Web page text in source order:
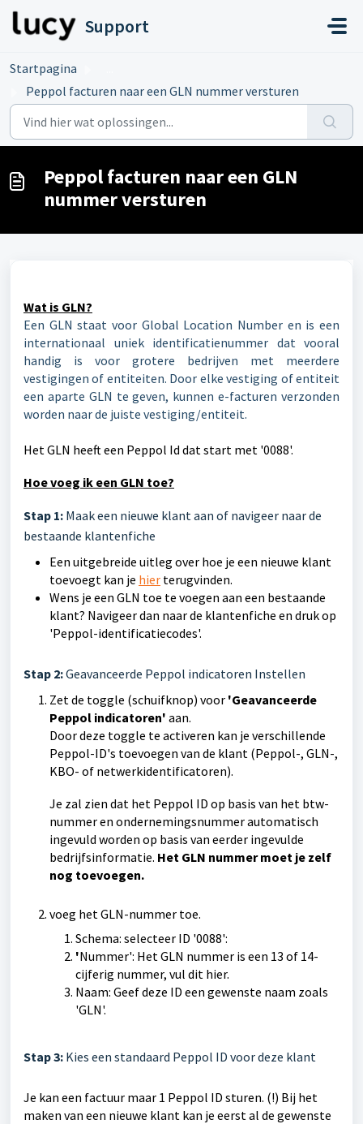
Support
Startpagina
Peppol facturen naar een GLN nummer versturen
Peppol facturen naar een GLN
nummer versturen
Wat is GLN?
Een GLN staat voor Global Location Number en is een
internationaal uniek identificatienummer dat vooral
handig is voor grotere bedrijven met meerdere
vestigingen of entiteiten. Door elke vestiging of entiteit
een aparte GLN te geven, kunnen e-facturen verzonden
worden naar de juiste vestiging/entiteit.
Het GLN heeft een Peppol Id dat start met '0088'.
Hoe voeg ik een GLN toe?
Stap 1: Maak een nieuwe klant aan of navigeer naar de
bestaande klantenfiche
Een uitgebreide uitleg over hoe je een nieuwe klant
toevoegt kan je hier terugvinden.
Wens je een GLN toe te voegen aan een bestaande
klant? Navigeer dan naar de klantenfiche en druk op
'Peppol-identificatiecodes'.
Stap 2:Geavanceerde Peppol indicatoren Instellen
Zet de toggle (schuifknop) voor 'Geavanceerde
Peppol indicatoren' aan.
Door deze toggle te activeren kan je verschillende
Peppol-ID's toevoegen van de klant (Peppol-, GLN-,
KBO- of netwerkidentificatoren).
Je zal zien dat het Peppol ID op basis van het btw-
nummer en ondernemingsnummer automatisch
ingevuld worden op basis van eerder ingevulde
bedrijfsinformatie. Het GLN nummer moet je zelf
nog toevoegen.
voeg het GLN-nummer toe.
Schema: selecteer ID '0088':
'Nummer': Het GLN nummer is een 13 of 14-
cijferig nummer, vul dit hier.
Naam: Geef deze ID een gewenste naam zoals
'GLN'.
Stap 3: Kies een standaard Peppol ID voor deze klant
Je kan een factuur maar 1 Peppol ID sturen. (!) Bij het
maken van een nieuwe klant kan je eerst al de gewenste